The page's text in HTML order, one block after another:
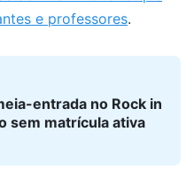
e professores.
entrada no Rock in
sem matrícula ativa